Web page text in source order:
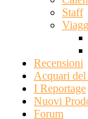
Staff
Recensioni
Acquari del
I Reportage
Nuovi
Forum